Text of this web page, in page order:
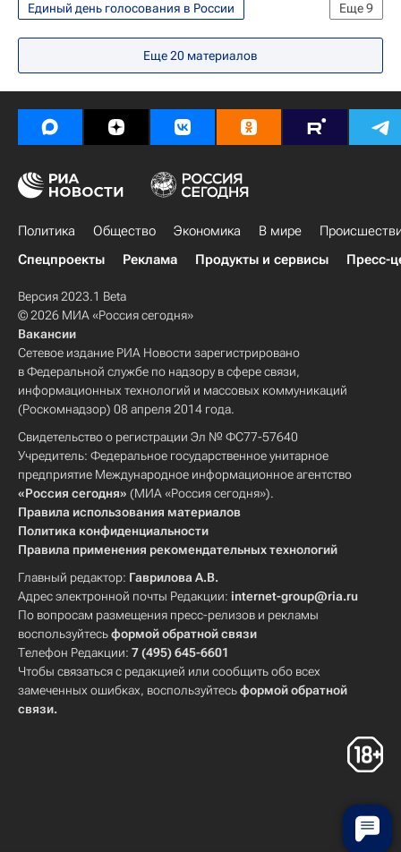
Еще9
Единый день голосования в России
Политика
Санкт-Петербург
Абакан
Дмитрий Миляев
Игорь Бабушкин
Госдума РФ
Единая Россия
Александр Беглов
Еще20 материалов
Политика Общество Экономика В мире
Спецпроекты
Реклама Продукты и сервисы Пресс-
Версия 2023.1 Beta
© 2026 МИА «Россия сегодня»
Вакансии
Сетевое издание РИА Новости зарегистрировано
в Федеральной службе по надзору в сфере связи,
информационных технологий и массовых коммуникаций
(Роскомнадзор) 08 апреля 2014 года.
Свидетельство о регистрации Эл № ФС77-57640
Учредитель: Федеральное государственное унитарное
предприятие Международное информационное агентство
«Россия сегодня» (МИА «Россия сегодня»).
Правила использования материалов
Политика конфиденциальности
Правила применения рекомендательных технологий
Главный редактор: Гаврилова А.В.
Адрес электронной почты Редакции: internet-group@ria.ru
По вопросам размещения пресс-релизов и рекламы
воспользуйтесьформой обратной связи
Телефон Редакции: 7 (495) 645-6601
Чтобы связаться с редакцией или сообщить обо всех
замеченных ошибках, воспользуйтесьформой обратной
связи.